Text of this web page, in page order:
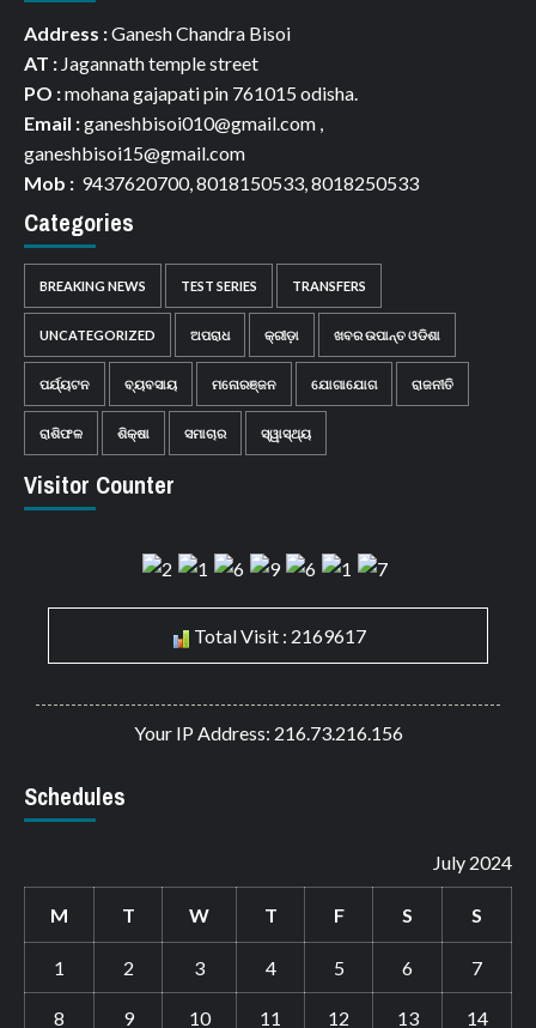
Address :Ganesh Chandra Bisoi
AT : Jagannath temple street
PO :mohana gajapati pin 761015 odisha.
Email :ganeshbisoi010@gmail.com ,
ganeshbisoi15@gmail.com
Mob : 9437620700, 8018150533, 8018250533
Categories
BREAKING NEWS TEST SERIES TRANSFERS
UNCATEGORIZED ଅପରାଧ କ୍ରୀଡ଼ା ଖବର ଉପାନ୍ତ ଓଡିଶା
ପର୍ଯ୍ୟଟନ ବ୍ୟବସାୟ ମନୋରଞ୍ଜନ ଯୋଗାଯୋଗ ରାଜନୀତି
ରାଶିଫଳ ଶିକ୍ଷା ସମାଚାର ସ୍ୱାସ୍ଥ୍ୟ
Visitor Counter
Total Visit : 2169617
Your IP Address: 216.73.216.156
Schedules
July 2024
M T W T F S S
1 2 3 4 5 6 7
8 9 10 11 12 13 14